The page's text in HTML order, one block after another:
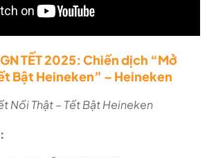
TẾT 2025: Chiến dịch “Mở
Bật Heineken” – Heineken
Nối Thật – Tết Bật Heineken